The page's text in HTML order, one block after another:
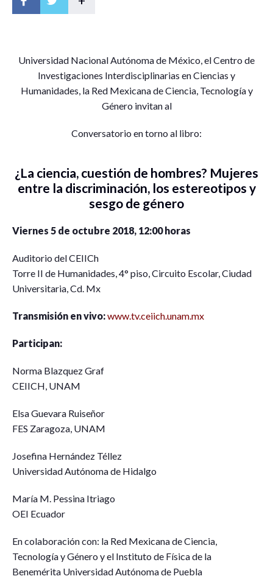
Universidad Nacional Autónoma de México, el Centro de
Investigaciones Interdisciplinarias en Ciencias y
Humanidades, la Red Mexicana de Ciencia, Tecnología y
Género invitan al
Conversatorio en torno al libro:
¿La ciencia, cuestión de hombres? Mujeres
entre la discriminación, los estereotipos y
sesgo de género
Viernes 5 de octubre 2018, 12:00 horas
Auditorio del CEIICh
Torre II de Humanidades, 4° piso, Circuito Escolar, Ciudad
Universitaria, Cd. Mx
Transmisión en vivo:www.tv.ceiich.unam.mx
Participan:
Norma Blazquez Graf
CEIICH, UNAM
Elsa Guevara Ruiseñor
FES Zaragoza, UNAM
Josefina Hernández Téllez
Universidad Autónoma de Hidalgo
María M. Pessina Itriago
OEI Ecuador
En colaboración con: la Red Mexicana de Ciencia,
Tecnología y Género y el Instituto de Física de la
Benemérita Universidad Autónoma de Puebla